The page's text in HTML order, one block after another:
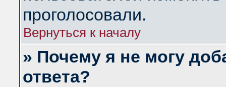
проголосовали.
Вернуться к началу
» Почему я не могу
ответа?